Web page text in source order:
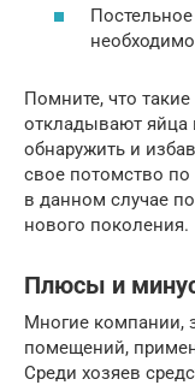
Помните, что
откладывают яйца
обнаружить и
свое потомство по
в данном случае
нового поколения.
Плюсы и
Многие компании,
помещений,
Среди хозяев